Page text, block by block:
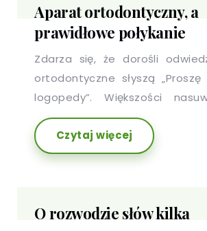
Aparat ortodontyczny, a
prawidłowe połykanie
Zdarza się, że dorośli
ortodontyczne słyszą
logopedy”. Większości
„Dlaczego? Przecież wymawiam
jako dziecko nie miałam/
mową.” To zjawisko dotyczy
są kierowani na terapię
Czytaj więcej
O rozwodzie słów kilka